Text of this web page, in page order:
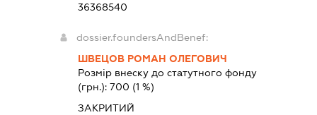
36368540
dossier.foundersAndBenef:
ШВЕЦОВ РОМАН ОЛЕГОВИЧ
Розмір внеску до статутного фонду
(грн.):700 (1 %)
ЗАКРИТИЙ